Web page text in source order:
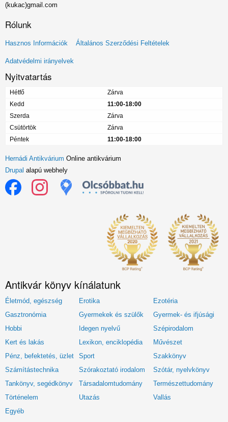
(kukac)gmail.com
Rólunk
Lábléc
menü
Hasznos Információk Általános Szerződési Feltételek
Adatvédelmi irányelvek
Nyitvatartás
Hétfő
Zárva
Kedd
11:00-18:00
Szerda
Zárva
Csütörtök
Zárva
Péntek
11:00-18:00
Hernádi Antikvárium Online antikvárium
Drupal alapú webhely
Antikvár könyv kínálatunk
Életmód, egészség Erotika
Ezotéria
Gasztronómia
Gyermekek és szülők
Gyermek- és ifjúsági
Hobbi
Idegen nyelvű
Szépirodalom
Kert és lakás
Lexikon, enciklopédia
Művészet
Pénz, befektetés, üzlet
Sport
Szakkönyv
Számítástechnika
Szórakoztató irodalom
Szótár, nyelvkönyv
Tankönyv, segédkönyv
Társadalomtudomány
Természettudomány
Történelem
Utazás
Vallás
Egyéb